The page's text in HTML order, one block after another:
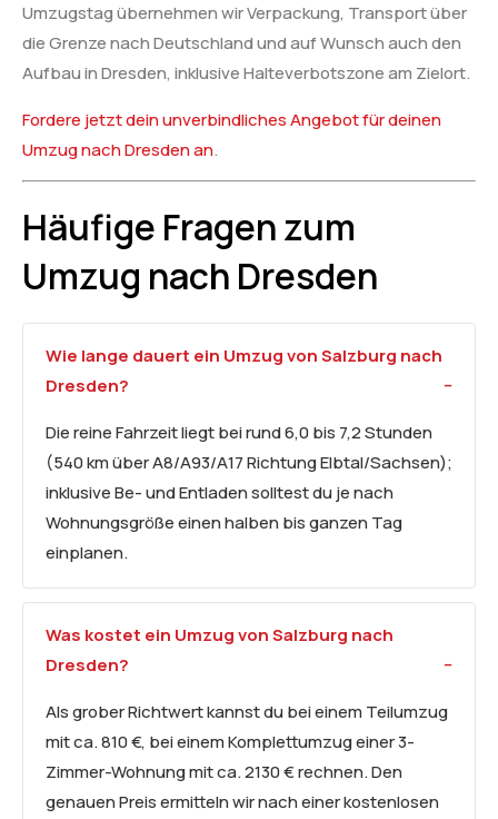
Umzugstag übernehmen wir Verpackung, Transport über
die Grenze nach Deutschland und auf Wunsch auch den
Aufbau in Dresden, inklusive Halteverbotszone am Zielort.
Fordere jetzt dein unverbindliches Angebot für deinen
Umzug nach Dresden an.
Häufige Fragen zum
Umzug nach Dresden
Wie lange dauert ein Umzug von Salzburg nach
Dresden?
Die reine Fahrzeit liegt bei rund 6,0 bis 7,2 Stunden
(540 km über A8/A93/A17 Richtung Elbtal/Sachsen);
inklusive Be- und Entladen solltest du je nach
Wohnungsgröße einen halben bis ganzen Tag
einplanen.
Was kostet ein Umzug von Salzburg nach
Dresden?
Als grober Richtwert kannst du bei einem Teilumzug
mit ca. 810 €, bei einem Komplettumzug einer 3-
Zimmer-Wohnung mit ca. 2130 € rechnen. Den
genauen Preis ermitteln wir nach einer kostenlosen